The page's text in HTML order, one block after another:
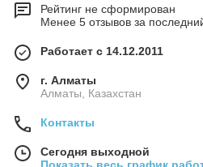
Рейтинг не сформирован
Менее 5 отзывов за
Работает с 14.12.2011
г. Алматы
Алматы, Казахстан
Контакты
Сегодня выходной